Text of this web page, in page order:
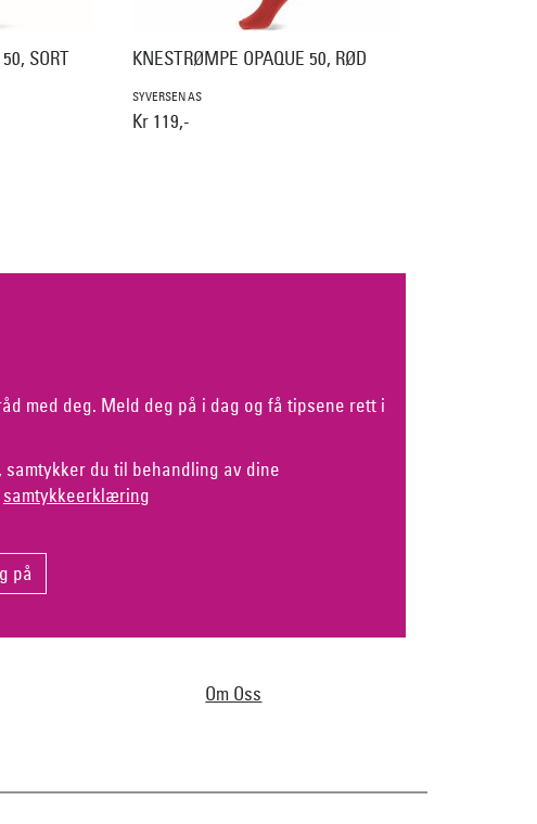
SORT KNESTRØMPE OPAQUE 50, RØD
SYVERSEN AS
Kr 119,-
med deg. Meld deg på i dag og få tipsene rett i
du til behandling av dine
samtykkeerklæring
Om Oss